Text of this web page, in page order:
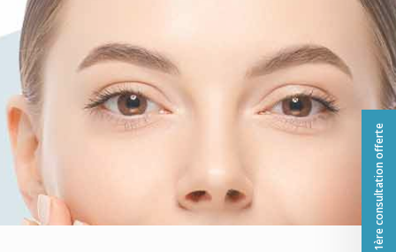
1ère consultation offerte
celludrain CelluDrain™ par zone
corps